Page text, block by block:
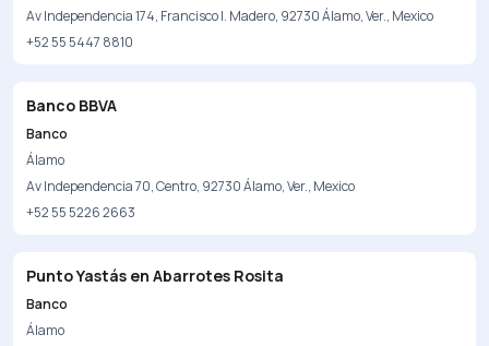
Av Independencia 174, Francisco I. Madero, 92730 Álamo, Ver., Mexico
+52 55 5447 8810
Banco BBVA
Banco
Álamo
Av Independencia 70, Centro, 92730 Álamo, Ver., Mexico
+52 55 5226 2663
Punto Yastás en Abarrotes Rosita
Banco
Álamo